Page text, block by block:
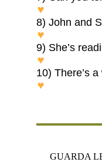
8) John and
9) She’s
10) There’s
GUARDA